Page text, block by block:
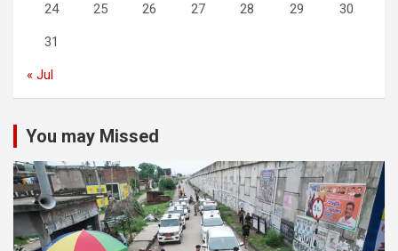
24 25 26 27 28 29 30
31
« Jul
You may Missed